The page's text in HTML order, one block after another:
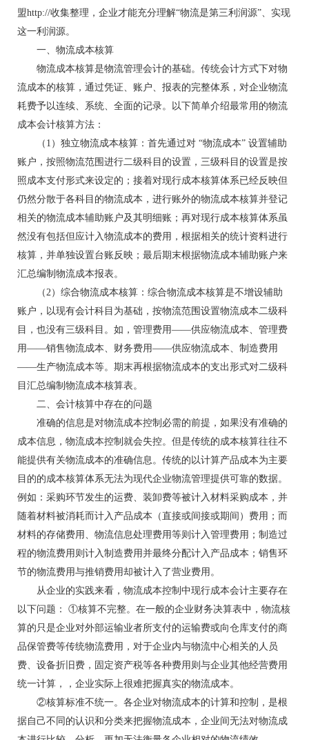
盟http://收集整理，企业才能充分理解“物流是第三利润源”、实现
这一利润源。
一、物流成本核算
物流成本核算是物流管理会计的基础。传统会计方式下对物
流成本的核算，通过凭证、账户、报表的完整体系，对企业物流
耗费予以连续、系统、全面的记录。以下简单介绍最常用的物流
成本会计核算方法：
（1）独立物流成本核算：首先通过对 “物流成本” 设置辅助
账户，按照物流范围进行二级科目的设置，三级科目的设置是按
照成本支付形式来设定的；接着对现行成本核算体系已经反映但
仍然分散于各科目的物流成本，进行账外的物流成本核算并登记
相关的物流成本辅助账户及其明细账；再对现行成本核算体系虽
然没有包括但应计入物流成本的费用，根据相关的统计资料进行
核算，并单独设置台账反映；最后期末根据物流成本辅助账户来
汇总编制物流成本报表。
（2）综合物流成本核算：综合物流成本核算是不增设辅助
账户，以现有会计科目为基础，按物流范围设置物流成本二级科
目，也没有三级科目。如，管理费用——供应物流成本、管理费
用——销售物流成本、财务费用——供应物流成本、制造费用
——生产物流成本等。期末再根据物流成本的支出形式对二级科
目汇总编制物流成本核算表。
二、会计核算中存在的问题
准确的信息是对物流成本控制必需的前提，如果没有准确的
成本信息，物流成本控制就会失控。但是传统的成本核算往往不
能提供有关物流成本的准确信息。传统的以计算产品成本为主要
目的的成本核算体系无法为现代企业物流管理提供可靠的数据。
例如：采购环节发生的运费、装卸费等被计入材料采购成本，并
随着材料被消耗而计入产品成本（直接或间接或期间）费用；而
材料的存储费用、物流信息处理费用等则计入管理费用；制造过
程的物流费用则计入制造费用并最终分配计入产品成本；销售环
节的物流费用与推销费用却被计入了营业费用。
从企业的实践来看，物流成本控制中现行成本会计主要存在
以下问题： ①核算不完整。在一般的企业财务决算表中，物流核
算的只是企业对外部运输业者所支付的运输费或向仓库支付的商
品保管费等传统物流费用，对于企业内与物流中心相关的人员
费、设备折旧费，固定资产税等各种费用则与企业其他经营费用
统一计算，，企业实际上很难把握真实的物流成本。
②核算标准不统一。各企业对物流成本的计算和控制，是根
据自己不同的认识和分类来把握物流成本，企业间无法对物流成